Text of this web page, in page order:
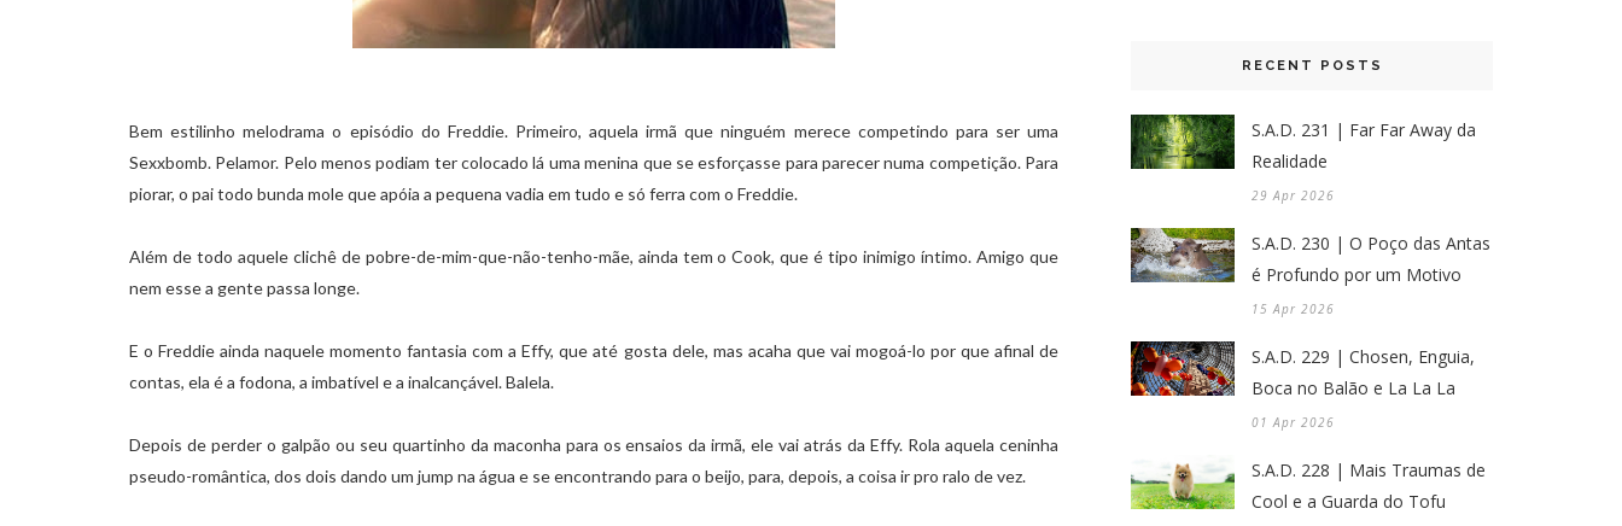
Bem estilinho melodrama o episódio do Freddie. Primeiro, aquela irmã que ninguém merece competindo para ser uma
Sexxbomb. Pelamor. Pelo menos podiam ter colocado lá uma menina que se esforçasse para parecer numa competição. Para
piorar, o pai todo bunda mole que apóia a pequena vadia em tudo e só ferra com o Freddie.
Além de todo aquele clichê de pobre-de-mim-que-não-tenho-mãe, ainda tem o Cook, que é tipo inimigo íntimo. Amigo que
nem esse a gente passa longe.
E o Freddie ainda naquele momento fantasia com a Effy, que até gosta dele, mas acaha que vai mogoá-lo por que afinal de
contas, ela é a fodona, a imbatível e a inalcançável. Balela.
Depois de perder o galpão ou seu quartinho da maconha para os ensaios da irmã, ele vai atrás da Effy. Rola aquela ceninha
pseudo-romântica, dos dois dando um jump na água e se encontrando para o beijo, para, depois, a coisa ir pro ralo de vez.
RECENT POSTS
S.A.D. 231 | Far Far Away da
Realidade
29 Apr 2026
S.A.D. 230 | O Poço das Antas
é Profundo por um Motivo
15 Apr 2026
S.A.D. 229 | Chosen, Enguia,
Boca no Balão e La La La
01 Apr 2026
S.A.D. 228 | Mais Traumas de
Cool e a Guarda do Tofu